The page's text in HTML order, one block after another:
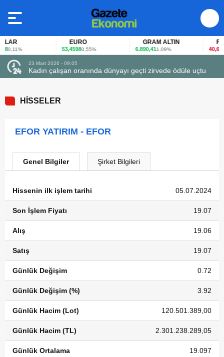
0,11%
EURO
53,45980,55%
GRAM ALTIN
6.890,411,09%
FAİZ
40,65-
23 Mart 2026 - 09:05
Kadın çalışan oranında dünyayı geçti zirvede ödüle uçtu
HİSSELER
EFOR YATIRIM - EFOR
Genel Bilgiler Şirket Bilgileri
Hissenin ilk işlem tarihi 05.07.2024
Son İşlem Fiyatı 19.07
Alış 19.06
Satış 19.07
Günlük Değişim 0.72
Günlük Değişim (%) 3.92
Günlük Hacim (Lot) 120.501.389,00
Günlük Hacim (TL) 2.301.238.289,05
Günlük Ortalama 19.097